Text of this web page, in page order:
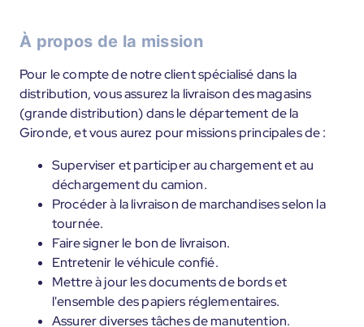
À propos de la mission
Pour le compte de notre client spécialisé dans la
distribution, vous assurez la livraison des magasins
(grande distribution) dans le département de la
Gironde, et vous aurez pour missions principales de :
Superviser et participer au chargement et au
déchargement du camion.
Procéder à la livraison de marchandises selon la
tournée.
Faire signer le bon de livraison.
Entretenir le véhicule confié.
Mettre à jour les documents de bords et
l'ensemble des papiers réglementaires.
Assurer diverses tâches de manutention.